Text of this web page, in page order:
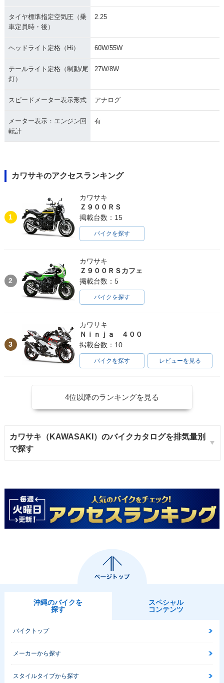
タイヤ標準指定空気圧（乗
車定員時・後）
2.25
ヘッドライト定格（Hi） 60W/55W
テールライト定格（制動/尾
灯）
27W/8W
スピードメーター表示形式 アナログ
メーター表示：エンジン回
転計
有
カワサキのアクセスランキング
1
カワサキ
Ｚ９００ＲＳ
掲載台数：15
バイクを探す
2
カワサキ
Ｚ９００ＲＳカフェ
掲載台数：5
バイクを探す
3
カワサキ
Ｎｉｎｊａ ４００
掲載台数：10
バイクを探す レビューを見る
4位以降のランキングを見る
カワサキ（KAWASAKI）のバイクカタログを排気量別
で探す
沖縄のバイクを
探す
スペシャル
コンテンツ
バイクトップ
メーカーから探す
スタイルタイプから探す